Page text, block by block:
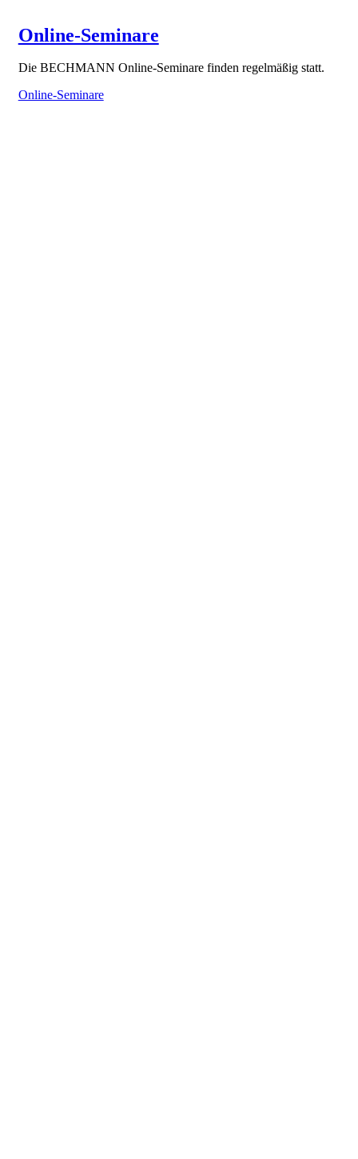
Online-Seminare
Die BECHMANN Online-Seminare finden regelmäßig statt.
Online-Seminare